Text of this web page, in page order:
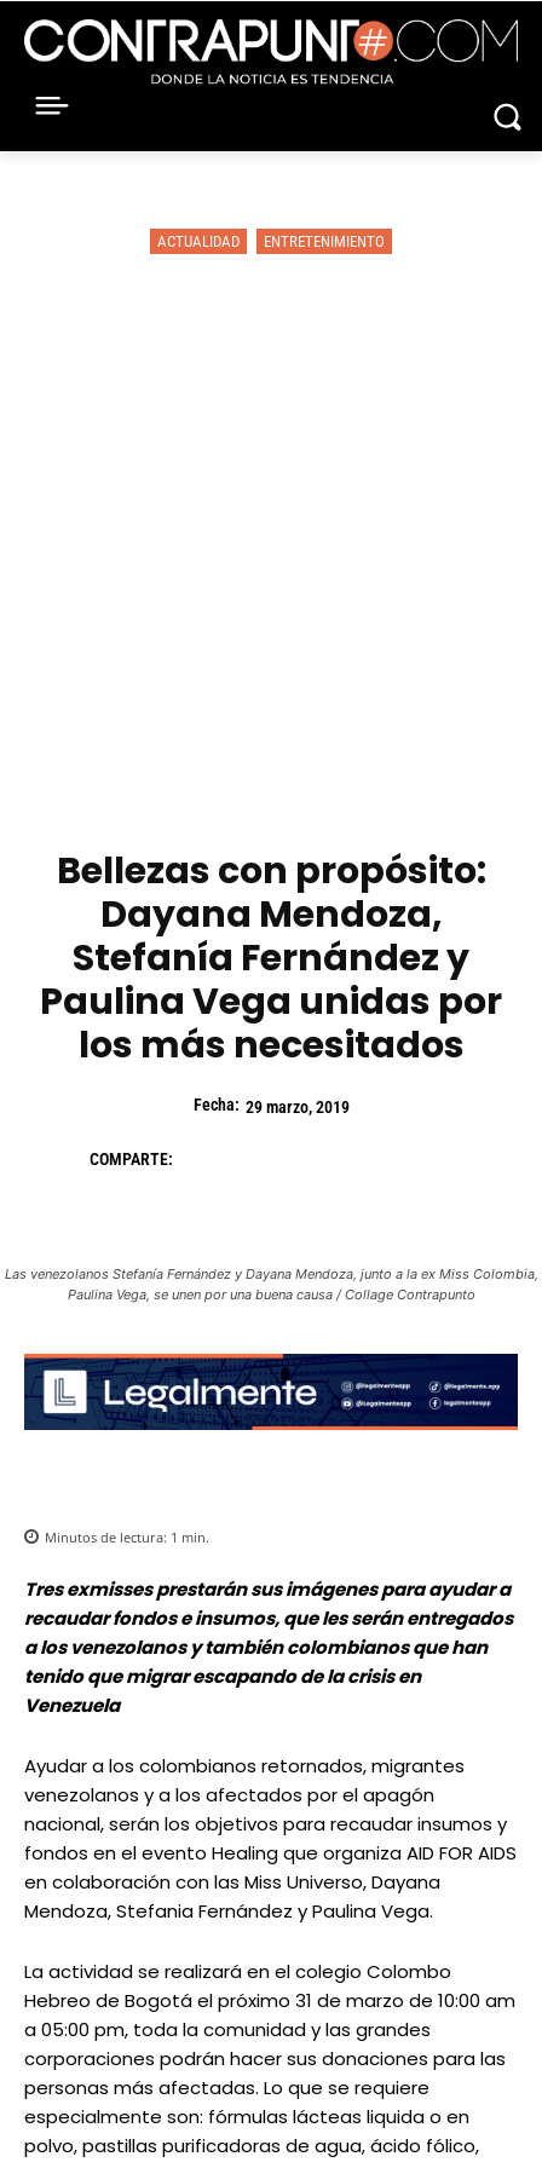
ACTUALIDAD ENTRETENIMIENTO
Bellezas con propósito:
Dayana Mendoza,
Stefanía Fernández y
Paulina Vega unidas por
los más necesitados
Fecha: 29 marzo, 2019
COMPARTE:
Las venezolanos Stefanía Fernández y Dayana Mendoza, junto a la ex Miss Colombia,
Paulina Vega, se unen por una buena causa / Collage Contrapunto
Minutos de lectura: 1 min.
Tres exmisses prestarán sus imágenes para ayudar a
recaudar fondos e insumos, que les serán entregados
a los venezolanos y también colombianos que han
tenido que migrar escapando de la crisis en
Venezuela
Ayudar a los colombianos retornados, migrantes
venezolanos y a los afectados por el apagón
nacional, serán los objetivos para recaudar insumos y
fondos en el evento Healing que organiza AID FOR AIDS
en colaboración con las Miss Universo, Dayana
Mendoza, Stefania Fernández y Paulina Vega.
La actividad se realizará en el colegio Colombo
Hebreo de Bogotá el próximo 31 de marzo de 10:00 am
a 05:00 pm, toda la comunidad y las grandes
corporaciones podrán hacer sus donaciones para las
personas más afectadas. Lo que se requiere
especialmente son: fórmulas lácteas liquida o en
polvo, pastillas purificadoras de agua, ácido fólico,